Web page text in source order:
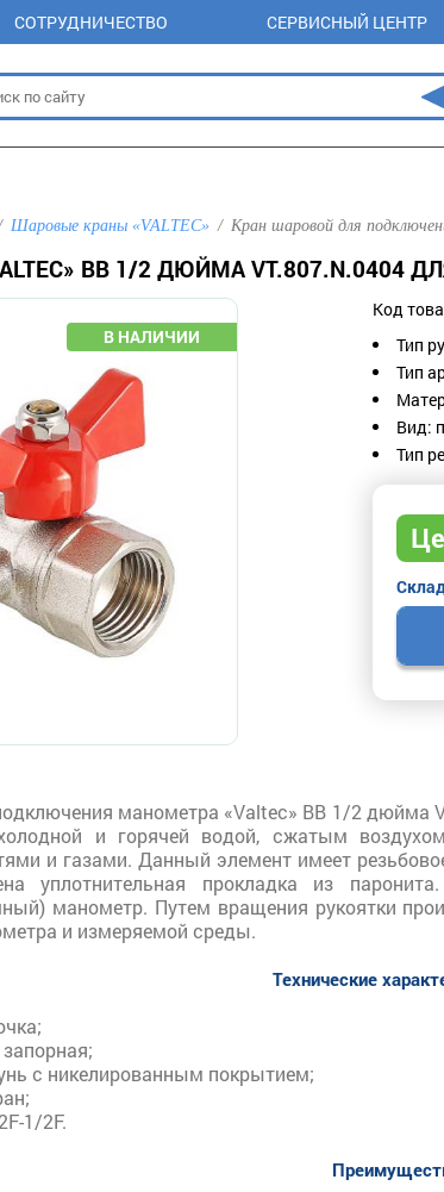
СОТРУДНИЧЕСТВО СЕРВИСНЫЙ ЦЕНТР
Шаровые краны «VALTEC» Кран шаровой для
ВВ 1/2 ДЮЙМА VT.807.N.0404
Код
Тип
Тип
Вид:
Тип
манометра «Valtec» ВВ 1/2 дюйма
и горячей водой, сжатым
и газами. Данный элемент имеет
уплотнительная прокладка из
манометр. Путем вращения рукоятки
и измеряемой среды.
Технические
с никелированным покрытием;
1/2F.